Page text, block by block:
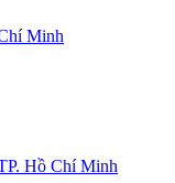
Minh
Hồ Chí Minh